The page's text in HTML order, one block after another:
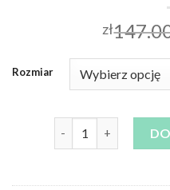
zł
Rozmiar